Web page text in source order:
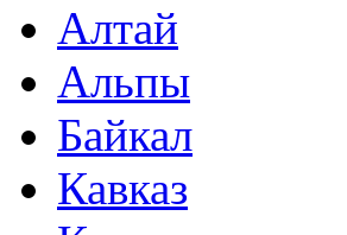
Алтай
Альпы
Байкал
Кавказ